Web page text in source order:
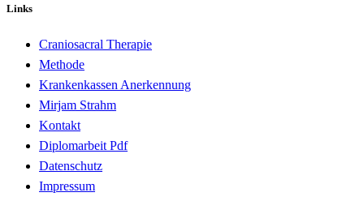
Links
Craniosacral Therapie
Methode
Krankenkassen Anerkennung
Mirjam Strahm
Kontakt
Diplomarbeit Pdf
Datenschutz
Impressum